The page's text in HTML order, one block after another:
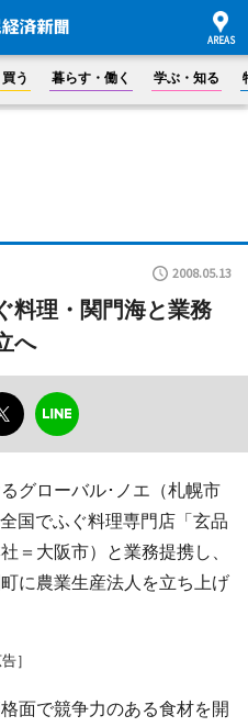
買う 暮らす・働く 学ぶ・知る
2008.05.13
料理・関門海と業務
へ
グローバル･ノエ（札幌市
国でふぐ料理専門店「玄品
＝大阪市）と業務提携し、
に農業生産法人を立ち上げ
］
面で競争力のある食材を開